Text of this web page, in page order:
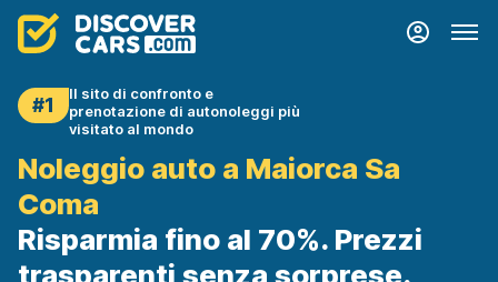
#1
Il sito di confronto e
prenotazione di autonoleggi più
visitato al mondo
Noleggio auto a Maiorca Sa
Coma
Risparmia fino al 70%. Prezzi
trasparenti senza sorprese.